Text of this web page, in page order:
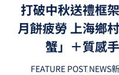
打破中秋送禮框
月餅疲勞 上海鄉
蟹」＋質感
FEATURE POST,NEWS